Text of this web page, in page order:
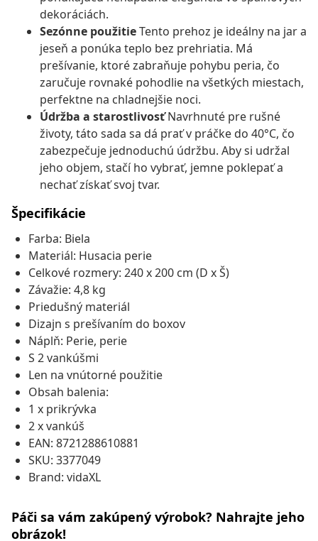
dekoráciách.
Sezónne použitieTento prehoz je ideálny na jar a
jeseň a ponúka teplo bez prehriatia. Má
prešívanie, ktoré zabraňuje pohybu peria, čo
zaručuje rovnaké pohodlie na všetkých miestach,
perfektne na chladnejšie noci.
Údržba a starostlivosťNavrhnuté pre rušné
životy, táto sada sa dá prať v práčke do 40°C, čo
zabezpečuje jednoduchú údržbu. Aby si udržal
jeho objem, stačí ho vybrať, jemne poklepať a
nechať získať svoj tvar.
Špecifikácie
Farba: Biela
Materiál: Husacia perie
Celkové rozmery: 240 x 200 cm (D x Š)
Závažie: 4,8 kg
Priedušný materiál
Dizajn s prešívaním do boxov
Náplň: Perie, perie
S 2 vankúšmi
Len na vnútorné použitie
Obsah balenia:
1 x prikrývka
2 x vankúš
EAN: 8721288610881
SKU: 3377049
Brand: vidaXL
Páči sa vám zakúpený výrobok? Nahrajte jeho
obrázok!